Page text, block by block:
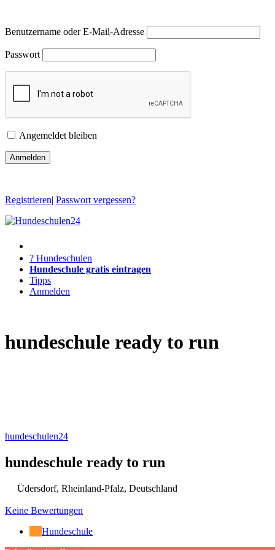
Benutzername oder E-Mail-Adresse
Passwort
Angemeldet bleiben
Registrieren| Passwort vergessen?
? Hundeschulen
Hundeschule gratis eintragen
Tipps
Anmelden
hundeschule ready to run
hundeschulen24
hundeschule ready to run
Üdersdorf, Rheinland-Pfalz, Deutschland
Keine Bewertungen
Hundeschule